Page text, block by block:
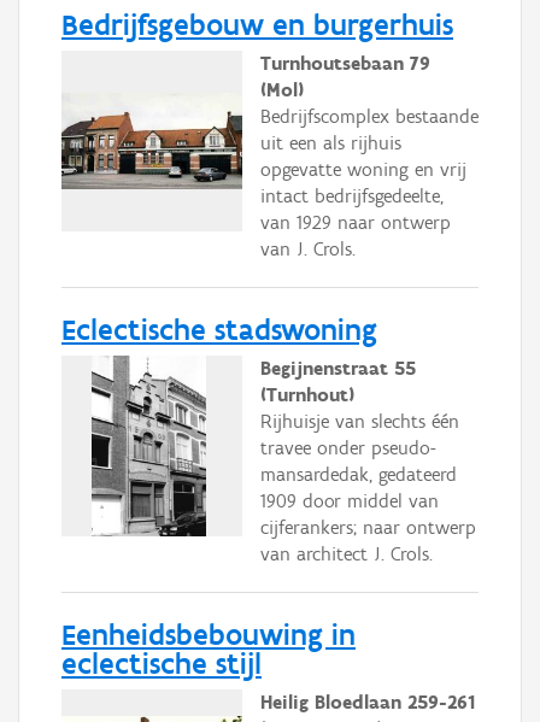
Bedrijfsgebouw en burgerhuis
Turnhoutsebaan 79
(Mol)
Bedrijfscomplex bestaande
uit een als rijhuis
opgevatte woning en vrij
intact bedrijfsgedeelte,
van 1929 naar ontwerp
van J. Crols.
Eclectische stadswoning
Begijnenstraat 55
(Turnhout)
Rijhuisje van slechts één
travee onder pseudo-
mansardedak, gedateerd
1909 door middel van
cijferankers; naar ontwerp
van architect J. Crols.
Eenheidsbebouwing in
eclectische stijl
Heilig Bloedlaan 259-261